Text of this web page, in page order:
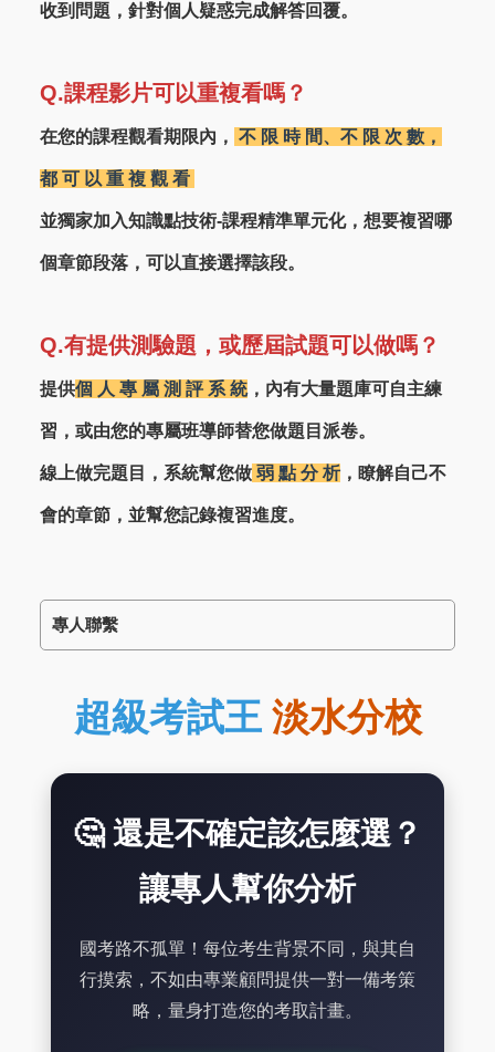
收到問題，針對個人疑惑完成解答回覆。
Q.課程影片可以重複看嗎？
在您的課程觀看期限內， 不 限 時 間、不 限 次 數，
都 可 以 重 複 觀 看
並獨家加入知識點技術-課程精準單元化，想要複習哪
個章節段落，可以直接選擇該段。
Q.有提供測驗題，或歷屆試題可以做嗎？
提供個 人 專 屬 測 評 系 統，內有大量題庫可自主練
習，或由您的專屬班導師替您做題目派卷。
線上做完題目，系統幫您做弱 點 分 析，瞭解自己不
會的章節，並幫您記錄複習進度。
專人聯繫
超級考試王 淡水分校
🤔 還是不確定該怎麼選？
讓專人幫你分析
國考路不孤單！每位考生背景不同，與其自
行摸索，不如由專業顧問提供一對一備考策
略，量身打造您的考取計畫。